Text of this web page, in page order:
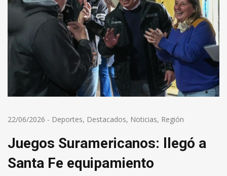
22/06/2026 - Deportes, Destacados, Noticias, Región
Juegos Suramericanos: llegó a
Santa Fe equipamiento